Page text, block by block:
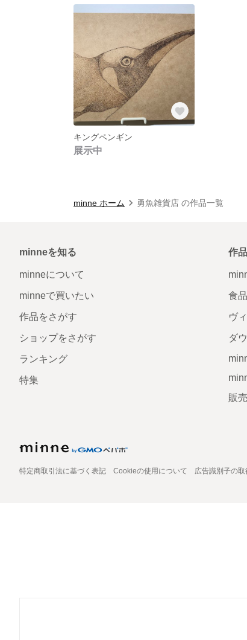
キングペンギン
展示中
minne ホーム 勇魚雑貨店 の作品一覧
minneを知る
minneについて
minneで買いたい
作品をさがす
ショップをさがす
ランキング
特集
作
食
ヴ
ダ
販
特定商取引法に基づく表記 Cookieの使用について 広告識別子の取